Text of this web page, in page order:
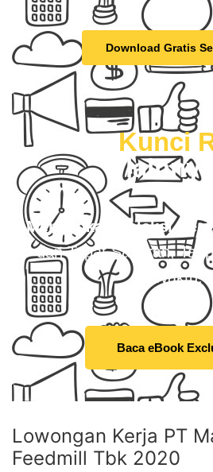
Download Gratis
MauKunci
Menangkan Seleksi
dan Tepat Sasaran,
Waktu.
Baca eBook
Lowongan Kerja PT
Feedmill Tbk 2020